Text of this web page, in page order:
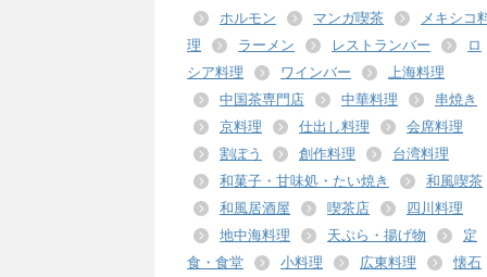
ホルモン
マンガ喫茶
メキシコ
理
ラーメン レストランバー
ロ
シア料理
ワインバー
上海料理
中国茶専門店
中華料理
串焼き
京料理
仕出し料理
会席料理
割ぽう
創作料理
台湾料理
和菓子・甘味処・たい焼き
和風喫茶
和風居酒屋
喫茶店
四川料理
地中海料理
天ぷら・揚げ物
定
食・食堂
小料理 広東料理
懐石